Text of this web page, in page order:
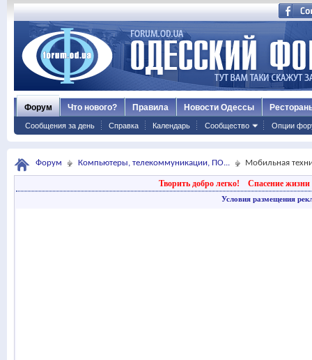
Форум
Сообщения за день Справка Календарь Сообщество Опции
Что нового? Правила Новости Одессы
Форум Компьютеры, телекоммуникации, ПО... Мобильная
Творить добро легко! Спасение жизни
Условия размещения